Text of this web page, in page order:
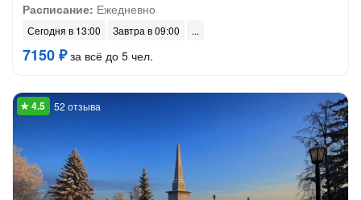
Расписание: Ежедневно
Сегодня в 13:00 Завтра в 09:00
7150 ₽за всё до 5 чел.
52 отзыва